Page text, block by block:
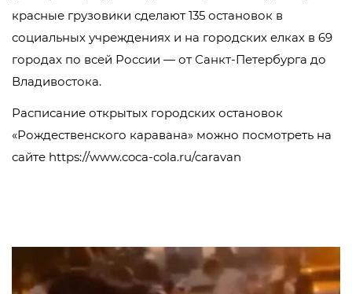
красные грузовики сделают 135 остановок в
социальных учреждениях и на городских елках в 69
городах по всей России — от Санкт-Петербурга до
Владивостока.
Расписание открытых городских остановок
«Рождественского каравана» можно посмотреть на
сайте https://www.coca-cola.ru/caravan